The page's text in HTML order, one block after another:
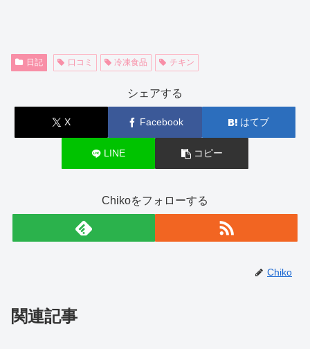
日記 口コミ 冷凍食品 チキン
シェアする
X Facebook はてブ
LINE コピー
Chikoをフォローする
Chiko
関連記事